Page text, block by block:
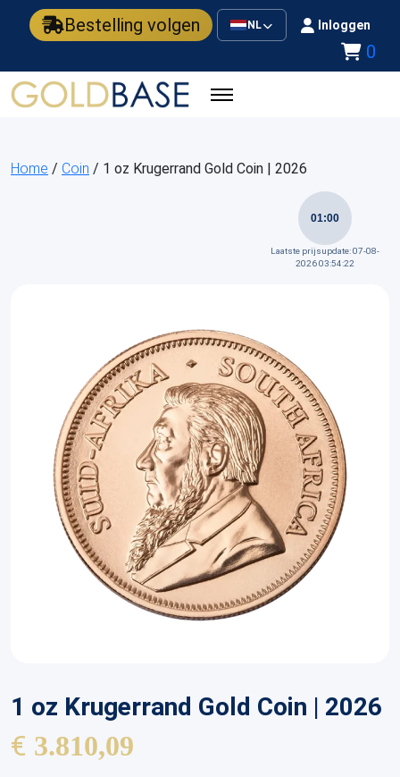
Bestelling volgen NL Inloggen
0
Home / Coin / 1 oz Krugerrand Gold Coin | 2026
01:00
Laatste prijsupdate: 07-08-
2026 03:54:22
1 oz Krugerrand Gold Coin | 2026
€ 3.810,09